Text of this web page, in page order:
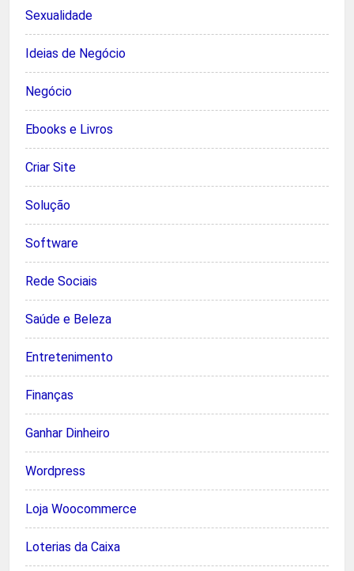
Sexualidade
Ideias de Negócio
Negócio
Ebooks e Livros
Criar Site
Solução
Software
Rede Sociais
Saúde e Beleza
Entretenimento
Finanças
Ganhar Dinheiro
Wordpress
Loja Woocommerce
Loterias da Caixa